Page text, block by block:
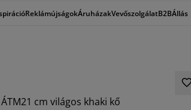
ReklámújságokÁruházakVevőszolgálatB2BÁllás
cm világos khaki kő